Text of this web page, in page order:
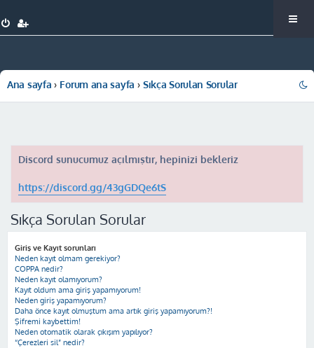
Ana sayfa Forum ana sayfa Sıkça Sorulan Sorular
Discord sunucumuz açılmıştır, hepinizi bekleriz
https://discord.gg/43gGDQe6tS
Sıkça Sorulan Sorular
Giriş ve Kayıt sorunları
Neden kayıt olmam gerekiyor?
COPPA nedir?
Neden kayıt olamıyorum?
Kayıt oldum ama giriş yapamıyorum!
Neden giriş yapamıyorum?
Daha önce kayıt olmuştum ama artık giriş yapamıyorum?!
Şifremi kaybettim!
Neden otomatik olarak çıkışım yapılıyor?
“Çerezleri sil” nedir?